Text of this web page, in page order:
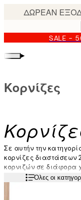
content.
SALE -
▸
Κορνίζες
Σε αυτήν την
κορνίζες
κορνιζών σε διάφορα
κρεμαστές κορνίζες
Κάντε mix and match
χρώματα για να
ΔιαβάστεΌλες οι